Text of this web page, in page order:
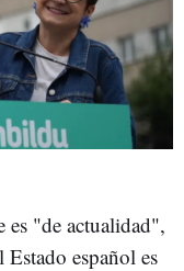
es "de actualidad",
español es